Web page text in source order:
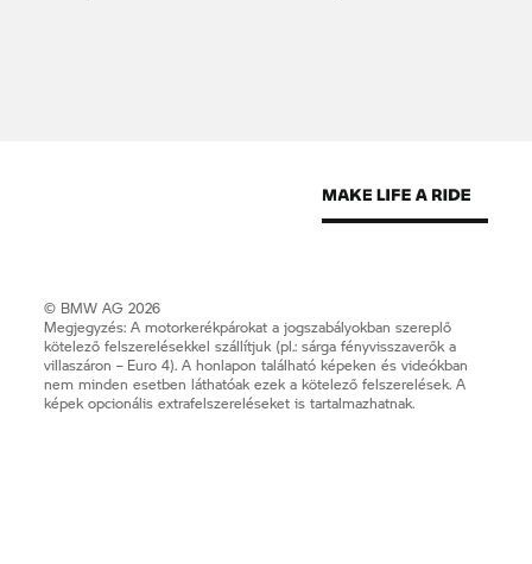
© BMW AG 2026
Megjegyzés: A motorkerékpárokat a jogszabályokban szereplő
kötelező felszerelésekkel szállítjuk (pl.: sárga fényvisszaverők a
villaszáron – Euro 4). A honlapon található képeken és videókban
nem minden esetben láthatóak ezek a kötelező felszerelések. A
képek opcionális extrafelszereléseket is tartalmazhatnak.